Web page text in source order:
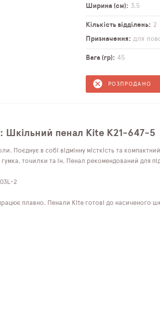
Ширина (см)
3,5
Кількість відділень
2
Призначення
для
Вага (гр) 45
РОЗПРОДАНО
Шкільний пенал Kite K21-647-5
Поєднує в собі відмінну місткість та
точилки та ін. Пенал рекомендований для
2
плавно. Пенали Kite готові до насиченого